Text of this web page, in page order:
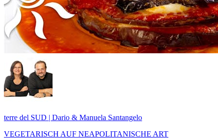
terre del SUD | Dario & Manuela Santangelo
VEGETARISCH AUF NEAPOLITANISCHE ART